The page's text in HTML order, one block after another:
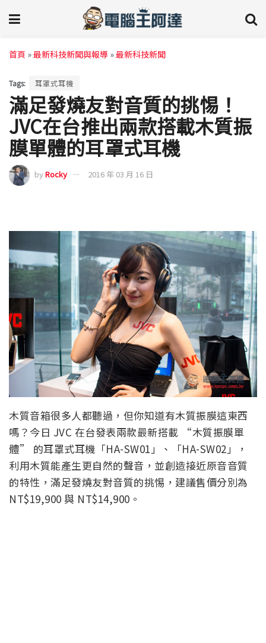
首頁 »最新科技新聞與報導 »最新科技新聞
Tags: 耳罩式耳機
滿足發燒友對音質的挑惕！
JVC在台推出兩款搭載木質振
膜單體的耳罩式耳機
byRocky 2016 年 03 月 16 日
木質音箱很多人都聽過，但你知道有木質振膜這東西
嗎？今日 JVC 在台發表兩款最新搭載 “木質振膜單
體” 的耳罩式耳機「HA-SW01」、「HA-SW02」，
利用木質能產生更自然的聲音，並創造接近原音音質
的特性，滿足發燒友對音質的挑惕，建議售價分別為
NT$19,900 與 NT$14,900。